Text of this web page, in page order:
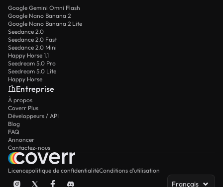
Google Gemini Omni Flash
Google Nano Banana 2
Google Nano Banana 2 Lite
Seedance 2.0
Seedance 2.0 Fast
Seedance 2.0 Mini
Happy Horse 1.1
Seedream 5.0 Pro
Seedream 5.0 Lite
Happy Horse
Entreprise
À propos
Coverr Plus
Développeurs / API
Blog
FAQ
Annoncer
Contactez-nous
Licencepolitique de confidentialitéConditions d’utilisation
Français